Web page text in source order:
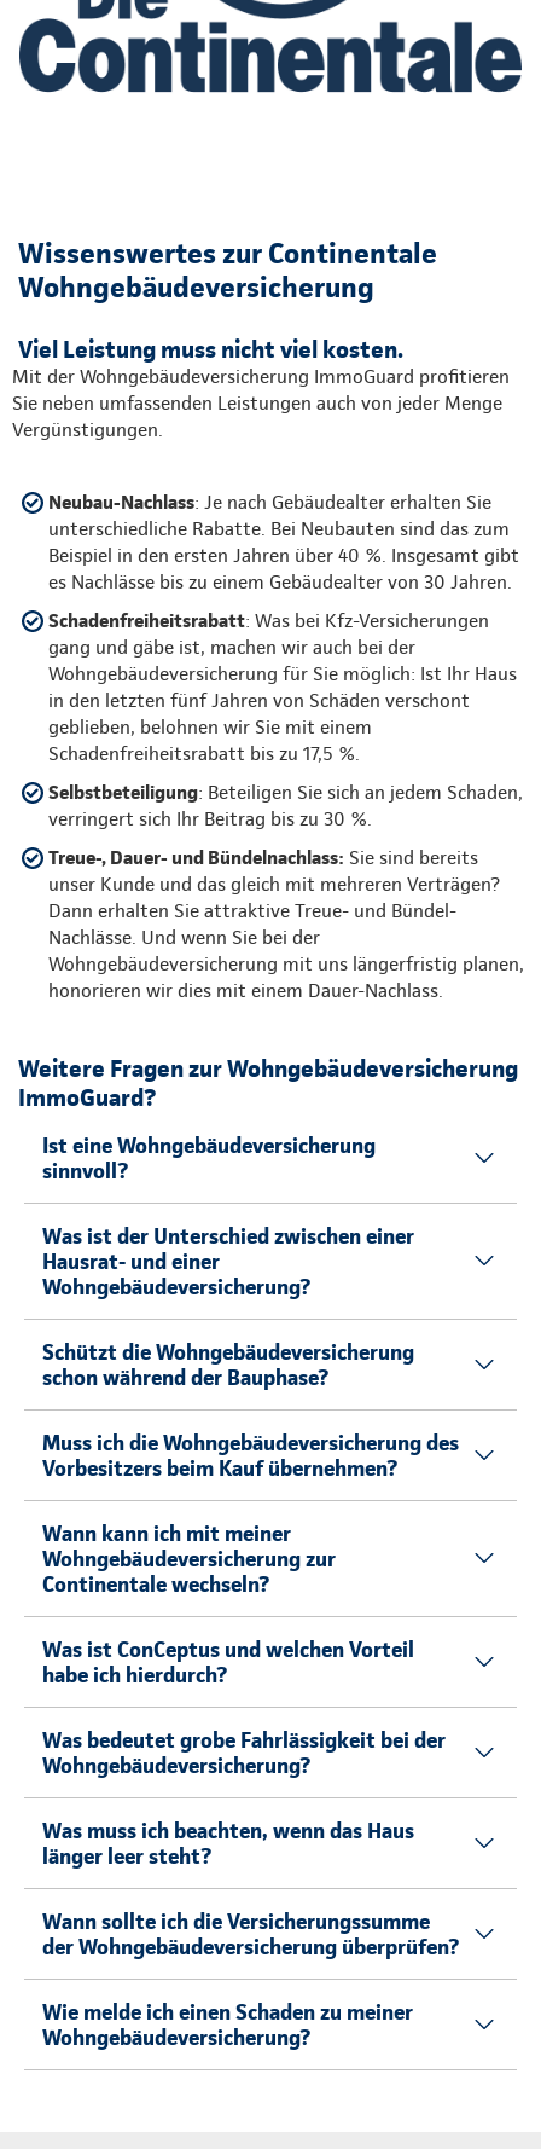
Wissenswertes zur Continentale
Wohngebäudeversicherung
Viel Leistung muss nicht viel kosten.
Mit der Wohngebäudeversicherung ImmoGuard profitieren
Sie neben umfassenden Leistungen auch von jeder Menge
Vergünstigungen.
Neubau-Nachlass: Je nach Gebäudealter erhalten Sie
unterschiedliche Rabatte. Bei Neubauten sind das zum
Beispiel in den ersten Jahren über 40 %. Insgesamt gibt
es Nachlässe bis zu einem Gebäudealter von 30 Jahren.
Schadenfreiheitsrabatt: Was bei Kfz-Versicherungen
gang und gäbe ist, machen wir auch bei der
Wohngebäudeversicherung für Sie möglich: Ist Ihr Haus
in den letzten fünf Jahren von Schäden verschont
geblieben, belohnen wir Sie mit einem
Schadenfreiheitsrabatt bis zu 17,5 %.
Selbstbeteiligung: Beteiligen Sie sich an jedem Schaden,
verringert sich Ihr Beitrag bis zu 30 %.
Treue-, Dauer- und Bündelnachlass: Sie sind bereits
unser Kunde und das gleich mit mehreren Verträgen?
Dann erhalten Sie attraktive Treue- und Bündel-
Nachlässe. Und wenn Sie bei der
Wohngebäudeversicherung mit uns längerfristig planen,
honorieren wir dies mit einem Dauer-Nachlass.
Weitere Fragen zur Wohngebäudeversicherung
ImmoGuard?
Ist eine Wohngebäudeversicherung
sinnvoll?
Was ist der Unterschied zwischen einer
Hausrat- und einer
Wohngebäudeversicherung?
Schützt die Wohngebäudeversicherung
schon während der Bauphase?
Muss ich die Wohngebäudeversicherung des
Vorbesitzers beim Kauf übernehmen?
Wann kann ich mit meiner
Wohngebäudeversicherung zur
Continentale wechseln?
Was ist ConCeptus und welchen Vorteil
habe ich hierdurch?
Was bedeutet grobe Fahrlässigkeit bei der
Wohngebäudeversicherung?
Was muss ich beachten, wenn das Haus
länger leer steht?
Wann sollte ich die Versicherungssumme
der Wohngebäudeversicherung überprüfen?
Wie melde ich einen Schaden zu meiner
Wohngebäudeversicherung?